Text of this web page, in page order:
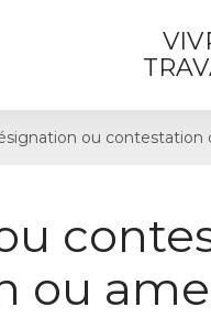
ou contestation
ou